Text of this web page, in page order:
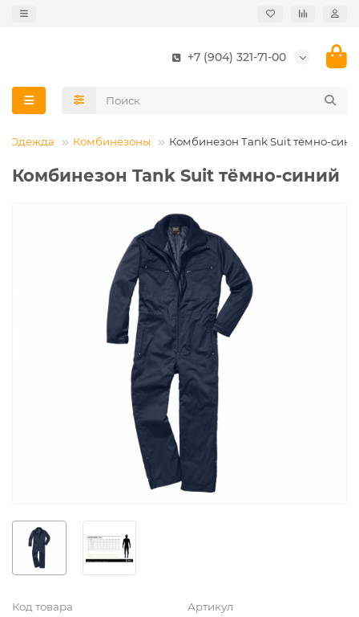
+7 (904) 321-71-00
Одежда Комбинезоны Комбинезон Tank Suit тёмно-
Комбинезон Tank Suit тёмно-синий
Код товара Артикул